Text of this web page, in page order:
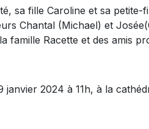
sa fille Caroline et sa petite-
Chantal (Michael) et
famille Racette et des amis
2024 à 11h, à la